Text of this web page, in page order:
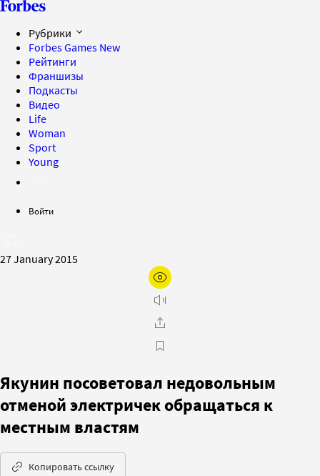
Рубрики
Forbes Games New
Рейтинги
Франшизы
Подкасты
Видео
Life
Woman
Sport
Young
Войти
27 January 2015
Якунин посоветовал недовольным
отменой электричек обращаться к
местным властям
Копировать ссылку